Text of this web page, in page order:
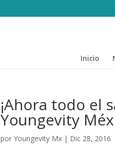
Inicio
¡Ahora todo el
Youngevity
porYoungevity Mx | Dic 28, 2016